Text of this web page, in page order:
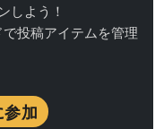
しよう！
投稿アイテムを管理
加